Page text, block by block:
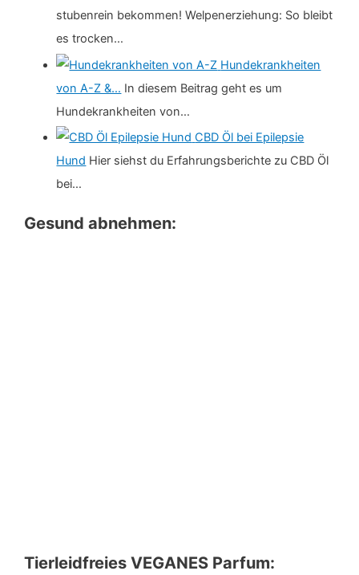
stubenrein bekommen! Welpenerziehung: So bleibt
es trocken…
Hundekrankheiten
von A-Z &… In diesem Beitrag geht es um
Hundekrankheiten von…
CBD Öl bei Epilepsie
Hund Hier siehst du Erfahrungsberichte zu CBD Öl
bei…
Gesund abnehmen:
Tierleidfreies VEGANES Parfum: